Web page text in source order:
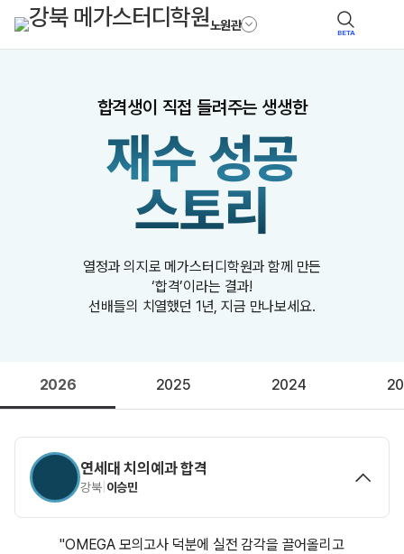
노원관 BETA
합격생이 직접 들려주는 생생한
재수 성공
스토리
열정과 의지로 메가스터디학원과 함께 만든
‘합격’이라는 결과!
선배들의 치열했던 1년, 지금 만나보세요.
2026 2025 2024
연세대 치의예과 합격
강북| 이승민
"OMEGA 모의고사 덕분에 실전 감각을 끌어올리고